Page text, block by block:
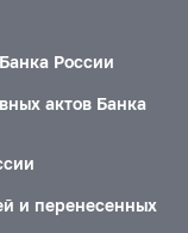
России
актов Банка
и перенесенных